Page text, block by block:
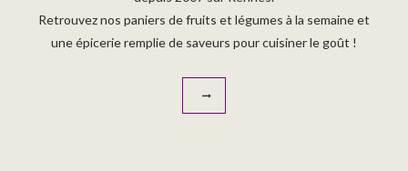
Retrouvez nos paniers de fruits et légumes à la semaine et
une épicerie remplie de saveurs pour cuisiner le goût !